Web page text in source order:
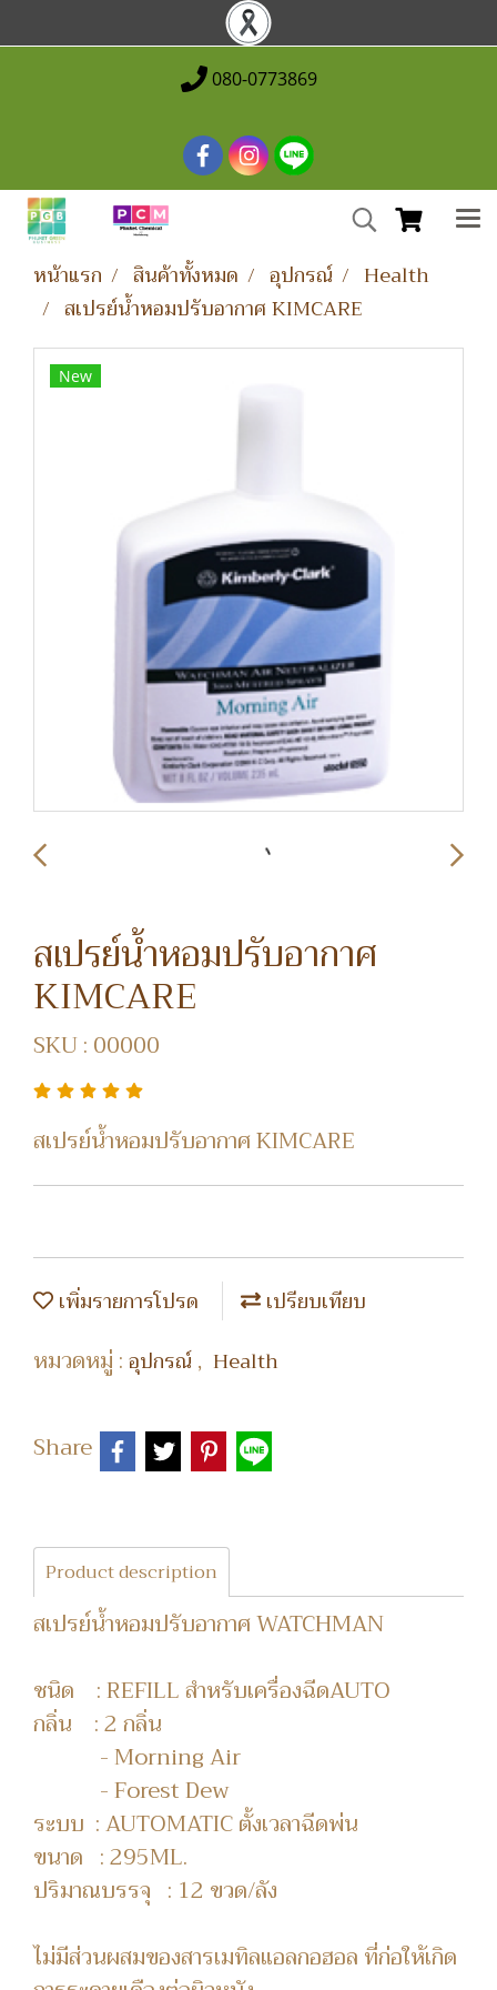
080-0773869
หน้าแรก สินค้าทั้งหมด อุปกรณ์
Health
สเปรย์น้ำหอมปรับอากาศ KIMCARE
New
สเปรย์น้ำหอมปรับอากาศ
KIMCARE
SKU : 00000
สเปรย์น้ำหอมปรับอากาศ KIMCARE
เพิ่มรายการโปรด เปรียบเทียบ
หมวดหมู่ :อุปกรณ์, Health
Share
Product description
สเปรย์น้ำหอมปรับอากาศ WATCHMAN
ชนิด : REFILL สำหรับเครื่องฉีดAUTO
กลิ่น : 2 กลิ่น
- Morning Air
- Forest Dew
ระบบ : AUTOMATIC ตั้งเวลาฉีดพ่น
ขนาด : 295ML.
ปริมาณบรรจุ : 12 ขวด/ลัง
ไม่มีส่วนผสมของสารเมทิลแอลกอฮอล ที่ก่อให้เกิด